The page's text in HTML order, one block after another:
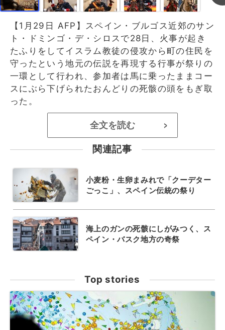
【1月29日 AFP】スペイン・ブルゴス近郊のサン
ト・ドミンゴ・デ・シロスで28日、火事が起き
たふりをしてイスラム教徒の侵攻から町の住民を
守ったという地元の伝説を再現する行事が祭りの
一環として行われ、参加者は馬に乗ったままコー
スにぶら下げられたおんどりの死骸の頭をもぎ取
った。
全文を読む >
関連記事
小麦粉・生卵まみれで「クーデター
ごっこ」、スペイン伝統の祭り
海上のガンの死骸にしがみつく、ス
ペイン・バスク地方の奇祭
Top stories